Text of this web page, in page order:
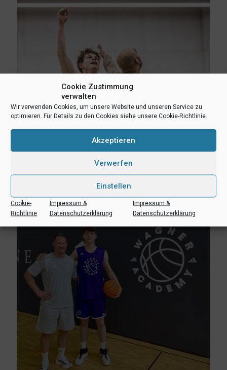
Cookie Zustimmung
verwalten
Wir verwenden Cookies, um unsere Website und unseren Service zu
optimieren. Für Details zu den Cookies siehe unsere Cookie-Richtlinie.
Akzeptieren
Verwerfen
Einstellen
Cookie-
Richtlinie
Impressum &
Datenschutzerklärung
Impressum &
Datenschutzerklärung
Mehr lesen